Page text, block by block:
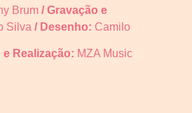
Brum / Gravação e
Silva / Desenho: Camilo
Realização: MZA Music